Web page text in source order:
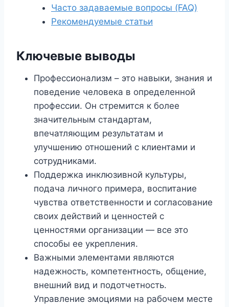
Часто задаваемые вопросы (FAQ)
Рекомендуемые статьи
Ключевые выводы
Профессионализм – это навыки, знания и
поведение человека в определенной
профессии. Он стремится к более
значительным стандартам,
впечатляющим результатам и
улучшению отношений с клиентами и
сотрудниками.
Поддержка инклюзивной культуры,
подача личного примера, воспитание
чувства ответственности и согласование
своих действий и ценностей с
ценностями организации — все это
способы ее укрепления.
Важными элементами являются
надежность, компетентность, общение,
внешний вид и подотчетность.
Управление эмоциями на рабочем месте